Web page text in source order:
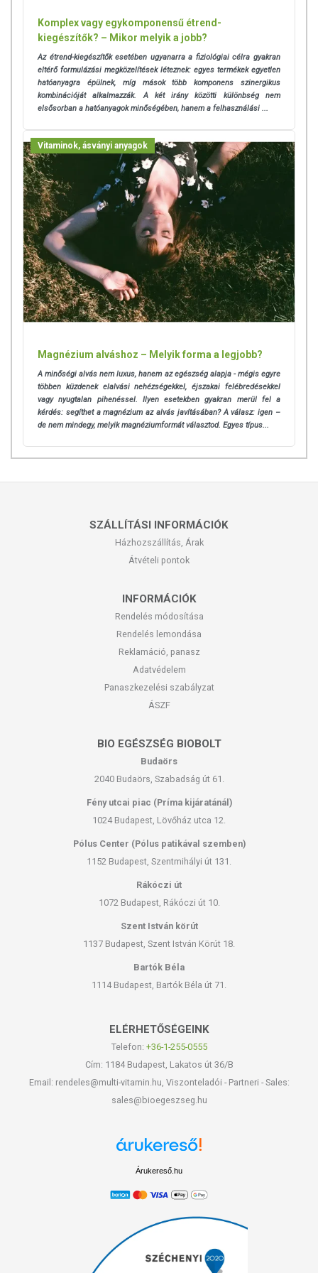
Komplex vagy egykomponensű étrend-
kiegészítők? – Mikor melyik a jobb?
Az étrend-kiegészítők esetében ugyanarra a fiziológiai célra gyakran
eltérő formulázási megközelítések léteznek: egyes termékek egyetlen
hatóanyagra épülnek, míg mások több komponens szinergikus
kombinációját alkalmazzák. A két irány közötti különbség nem
elsősorban a hatóanyagok minőségében, hanem a felhasználási ...
Vitaminok, ásványi anyagok
Magnézium alváshoz – Melyik forma a legjobb?
A minőségi alvás nem luxus, hanem az egészség alapja - mégis egyre
többen küzdenek elalvási nehézségekkel, éjszakai felébredésekkel
vagy nyugtalan pihenéssel. Ilyen esetekben gyakran merül fel a
kérdés: segíthet a magnézium az alvás javításában? A válasz: igen –
de nem mindegy, melyik magnéziumformát választod. Egyes típus...
SZÁLLÍTÁSI INFORMÁCIÓK
Házhozszállítás, Árak
Átvételi pontok
INFORMÁCIÓK
Rendelés módosítása
Rendelés lemondása
Reklamáció, panasz
Adatvédelem
Panaszkezelési szabályzat
ÁSZF
BIO EGÉSZSÉG BIOBOLT
Budaörs
2040 Budaörs, Szabadság út 61.
Fény utcai piac (Príma kijáratánál)
1024 Budapest, Lövőház utca 12.
Pólus Center (Pólus patikával szemben)
1152 Budapest, Szentmihályi út 131.
Rákóczi út
1072 Budapest, Rákóczi út 10.
Szent István körút
1137 Budapest, Szent István Körút 18.
Bartók Béla
1114 Budapest, Bartók Béla út 71.
ELÉRHETŐSÉGEINK
Telefon: +36-1-255-0555
Cím: 1184 Budapest, Lakatos út 36/B
Email: rendeles@multi-vitamin.hu, Viszonteladói - Partneri - Sales:
sales@bioegeszseg.hu
Árukereső.hu